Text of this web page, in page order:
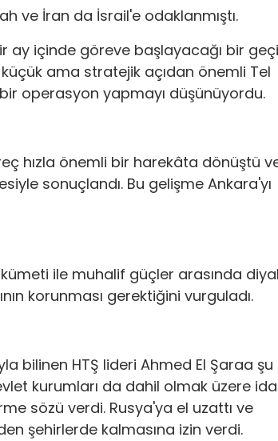
ve İran da İsrail'e odaklanmıştı.
ay içinde göreve başlayacağı bir
ama stratejik açıdan önemli Tel
bir operasyon yapmayı düşünüyordu.
hızla önemli bir harekâta dönüştü
sonuçlandı. Bu gelişme Ankara'yı
ile muhalif güçler arasında
korunması gerektiğini vurguladı.
bilinen HTŞ lideri Ahmed El Şaraa şu
kurumları da dahil olmak üzere
sözü verdi. Rusya'ya el uzattı ve
şehirlerde kalmasına izin verdi.